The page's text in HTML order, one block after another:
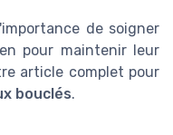
de soigner
pour maintenir leur
article complet pour
bouclés.